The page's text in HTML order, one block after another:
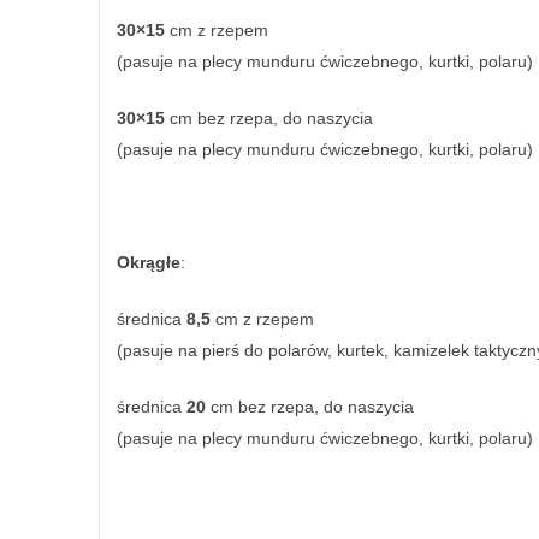
30×15 cm z rzepem
(pasuje na plecy munduru ćwiczebnego, kurtki, polaru)
30×15 cm bez rzepa, do naszycia
(pasuje na plecy munduru ćwiczebnego, kurtki, polaru)
Okrągłe:
średnica 8,5 cm z rzepem
(pasuje na pierś do polarów, kurtek, kamizelek
średnica 20 cm bez rzepa, do naszycia
(pasuje na plecy munduru ćwiczebnego, kurtki, polaru)